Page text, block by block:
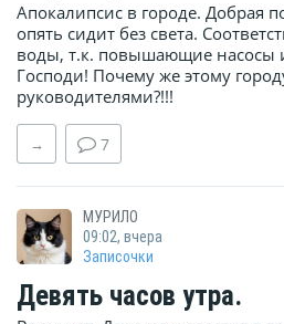
Апокалипсис в городе. Добрая
опять сидит без света.
воды, т.к. повышающие насосы
Господи! Почему же этому
руководителями?!!!
→ 7
МУРИЛО
09:02, вчера
Записочки
Девять часов утра.